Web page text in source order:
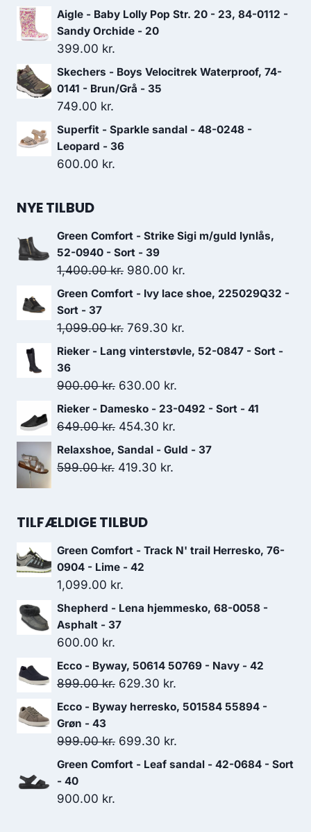
Aigle - Baby Lolly Pop Str. 20 - 23, 84-0112 -
Sandy Orchide - 20
399.00 kr.
Skechers - Boys Velocitrek Waterproof, 74-
0141 - Brun/Grå - 35
749.00 kr.
Superfit - Sparkle sandal - 48-0248 -
Leopard - 36
600.00 kr.
NYE TILBUD
Green Comfort - Strike Sigi m/guld lynlås,
52-0940 - Sort - 39
1,400.00kr. Den
oprindelige
var:
1,400.00 kr..
980.00 kr.
aktuelle
980.00 kr..
Green Comfort - Ivy lace shoe, 225029Q32 -
Sort - 37
1,099.00kr. Den
oprindelige
var:
1,099.00 kr..
769.30 kr.
aktuelle
769.30 kr..
Rieker - Lang vinterstøvle, 52-0847 - Sort -
36
900.00kr. Den
oprindelige
pris
900.00 kr..
630.00 kr.
aktuelle
Rieker - Damesko - 23-0492 - Sort - 41
649.00kr. Den
oprindelige
pris
454.30 kr.
aktuelle
Relaxshoe, Sandal - Guld - 37
599.00kr. Den
var:
419.30 kr.
TILFÆLDIGE TILBUD
Green Comfort - Track N' trail Herresko, 76-
0904 - Lime - 42
1,099.00 kr.
Shepherd - Lena hjemmesko, 68-0058 -
Asphalt - 37
600.00 kr.
Ecco - Byway, 50614 50769 - Navy - 42
899.00kr. Den
oprindelige
var:
899.00 kr..
629.30 kr.
aktuelle
629.30 kr..
Ecco - Byway herresko, 501584 55894 -
Grøn - 43
999.00kr. Den
oprindelige
699.30 kr.
aktuelle
Green Comfort - Leaf sandal - 42-0684 - Sort
- 40
900.00 kr.